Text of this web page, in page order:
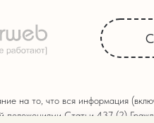
на то, что вся информация
положениями Статьи 437 (2)